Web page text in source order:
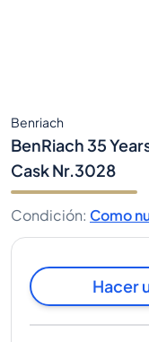
Benriach
BenRiach 35
Cask Nr.3028
Condición: Como
Hacer